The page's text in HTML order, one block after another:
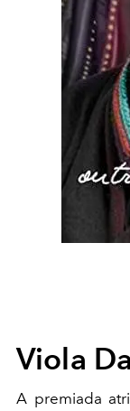
Viola
A premiada